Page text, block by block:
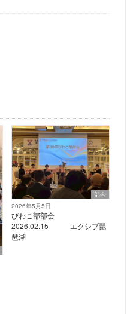
部会
2026年5月5日
びわこ部部会
2026.02.15 エクシブ琵
琶湖